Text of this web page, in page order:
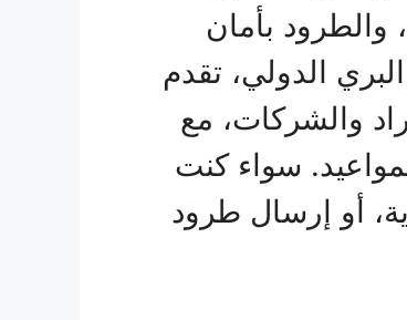
والطرود بأمان
الدولي، تقدم
والشركات، مع
سواء كنت
أو إرسال طرود